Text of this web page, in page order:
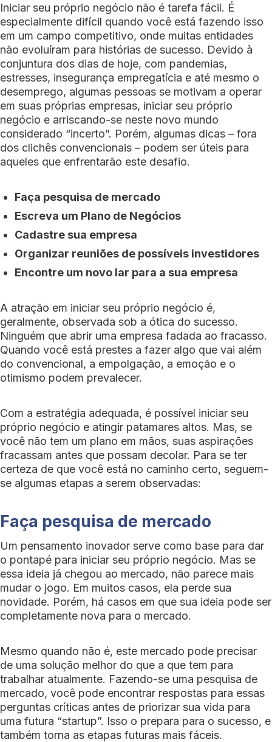
Iniciar seu próprio negócio não é tarefa fácil. É
especialmente difícil quando você está fazendo isso
em um campo competitivo, onde muitas entidades
não evoluíram para histórias de sucesso. Devido à
conjuntura dos dias de hoje, com pandemias,
estresses, insegurança empregatícia e até mesmo o
desemprego, algumas pessoas se motivam a operar
em suas próprias empresas, iniciar seu próprio
negócio e arriscando-se neste novo mundo
considerado “incerto”. Porém, algumas dicas – fora
dos clichês convencionais – podem ser úteis para
aqueles que enfrentarão este desafio.
Faça pesquisa de mercado
Escreva um Plano de Negócios
Cadastre sua empresa
Organizar reuniões de possíveis investidores
Encontre um novo lar para a sua empresa
A atração em iniciar seu próprio negócio é,
geralmente, observada sob a ótica do sucesso.
Ninguém que abrir uma empresa fadada ao fracasso.
Quando você está prestes a fazer algo que vai além
do convencional, a empolgação, a emoção e o
otimismo podem prevalecer.
Com a estratégia adequada, é possível iniciar seu
próprio negócio e atingir patamares altos. Mas, se
você não tem um plano em mãos, suas aspirações
fracassam antes que possam decolar. Para se ter
certeza de que você está no caminho certo, seguem-
se algumas etapas a serem observadas:
Faça pesquisa de mercado
Um pensamento inovador serve como base para dar
o pontapé para iniciar seu próprio negócio. Mas se
essa ideia já chegou ao mercado, não parece mais
mudar o jogo. Em muitos casos, ela perde sua
novidade. Porém, há casos em que sua ideia pode ser
completamente nova para o mercado.
Mesmo quando não é, este mercado pode precisar
de uma solução melhor do que a que tem para
trabalhar atualmente. Fazendo-se uma pesquisa de
mercado, você pode encontrar respostas para essas
perguntas críticas antes de priorizar sua vida para
uma futura “startup”. Isso o prepara para o sucesso, e
também torna as etapas futuras mais fáceis.